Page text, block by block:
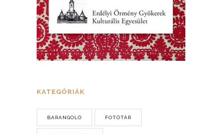
KATEGÓRIÁK
BARANGOLÓ FOTÓTÁR